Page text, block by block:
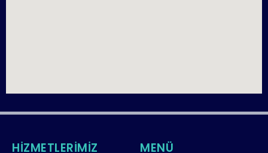
HİZMETLERİMİZ MENÜ